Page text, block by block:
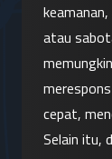
atau
cepat,
Selain itu,